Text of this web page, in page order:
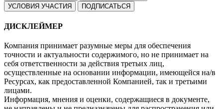
УСЛОВИЯ УЧАСТИЯ
ПОДПИСАТЬСЯ
ДИСКЛЕЙМЕР
Компания принимает разумные меры для обеспечения
точности и актуальности содержимого, но не принимает на
себя ответственности за действия третьих лиц,
осуществленные на основании информации, имеющейся на/в
Ресурсах, как предоставленной Компанией, так и третьими
лицами.
Информация, мнения и оценки, содержащиеся в документе,